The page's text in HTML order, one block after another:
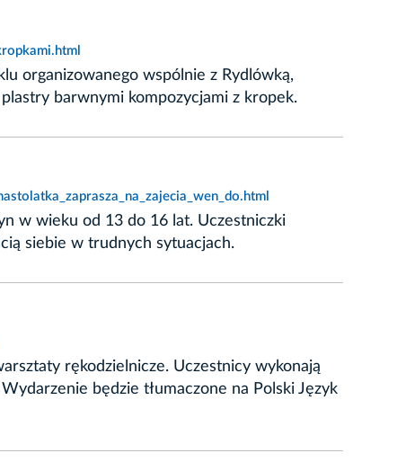
organizowanego wspólnie z Rydlówką,
barwnymi kompozycjami z kropek.
w wieku od 13 do 16 lat. Uczestniczki
siebie w trudnych sytuacjach.
rękodzielnicze. Uczestnicy wykonają
będzie tłumaczone na Polski Język